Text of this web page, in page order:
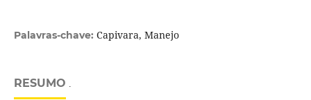
Palavras-chave: Capivara, Manejo
RESUMO .